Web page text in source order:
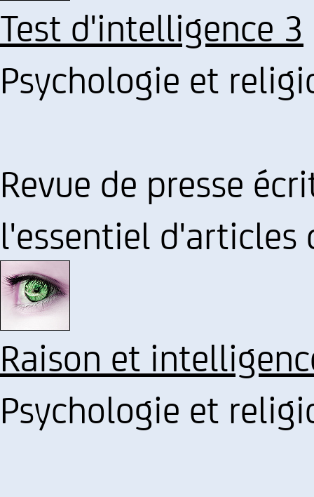
Test d'intelligence 3
Psychologie et
Revue de presse
l'essentiel d'articles
Raison et
Psychologie et